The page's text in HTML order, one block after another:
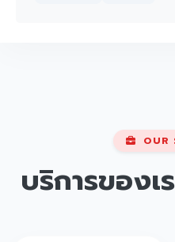
OUR
บริการของเ